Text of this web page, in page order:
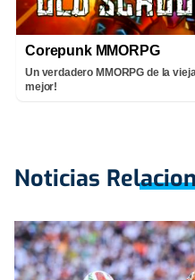
Corepunk MMORPG
Un verdadero MMORPG de la
mejor!
Noticias